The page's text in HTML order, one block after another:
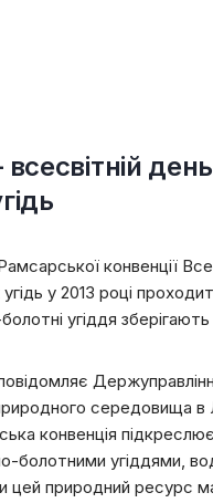
всесвітній
конвенції
у 2013 році
угіддя
середовища в
конвенція
болотними угіддями,
цей природний ресурс